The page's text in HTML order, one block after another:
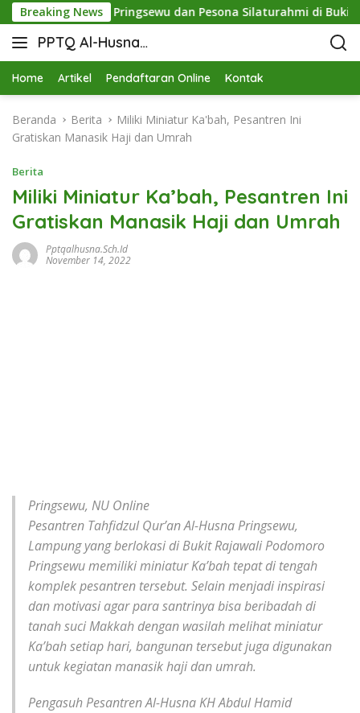
Breaking News
Sinergi STIT Pringsewu dan Pesona Silaturahmi di Bukit Raja
PPTQ Al-Husna
Bukit Raja Wali
Home Artikel Pendaftaran Online Kontak
Beranda Berita
Miliki Miniatur Ka'bah, Pesantren Ini
Gratiskan Manasik Haji dan Umrah
Berita
Miliki Miniatur Ka’bah, Pesantren Ini
Gratiskan Manasik Haji dan Umrah
Pptqalhusna.sch.id
November 14, 2022
Pringsewu, NU Online
Pesantren Tahfidzul Qur’an Al-Husna Pringsewu,
Lampung yang berlokasi di Bukit Rajawali Podomoro
Pringsewu memiliki miniatur Ka’bah tepat di tengah
komplek pesantren tersebut. Selain menjadi inspirasi
dan motivasi agar para santrinya bisa beribadah di
tanah suci Makkah dengan wasilah melihat miniatur
Ka’bah setiap hari, bangunan tersebut juga digunakan
untuk kegiatan manasik haji dan umrah.
Pengasuh Pesantren Al-Husna KH Abdul Hamid